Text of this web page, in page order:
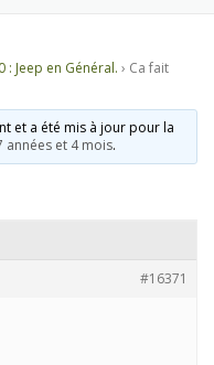
S’INSCRIRE
: Jeep en Général. › Ca fait
et a été mis à jour pour la
années et 4 mois.
#16371